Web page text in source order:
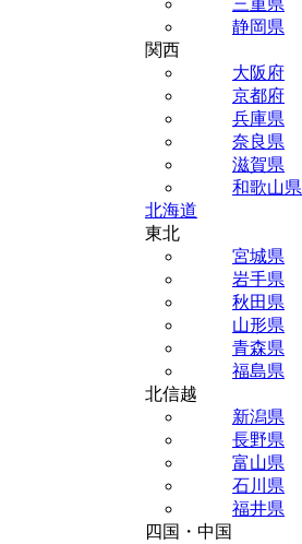
三重県
静岡県
関西
大阪府
京都府
兵庫県
奈良県
滋賀県
和歌山県
北海道
東北
宮城県
岩手県
秋田県
山形県
青森県
福島県
北信越
新潟県
長野県
富山県
石川県
福井県
四国・中国